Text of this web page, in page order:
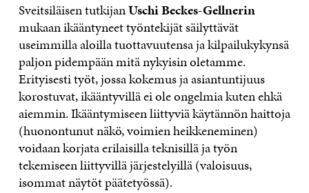
Sveitsiläisen tutkijanUschi Beckes-Gellnerin
mukaan ikääntyneet työntekijät säilyttävät
useimmilla aloilla tuottavuutensa ja kilpailukykynsä
paljon pidempään mitä nykyisin oletamme.
Erityisesti työt, jossa kokemus ja asiantuntijuus
korostuvat, ikääntyvillä ei ole ongelmia kuten ehkä
aiemmin. Ikääntymiseen liittyviä käytännön haittoja
(huonontunut näkö, voimien heikkeneminen)
voidaan korjata erilaisilla teknisillä ja työn
tekemiseen liittyvillä järjestelyillä (valoisuus,
isommat näytöt päätetyössä).